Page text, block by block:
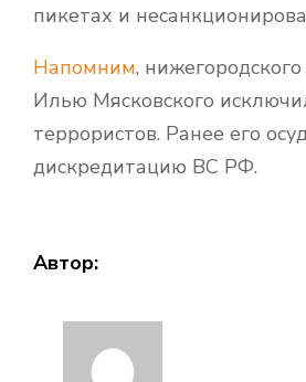
пикетах и
Напомним,
Илью Мясковского
террористов. Ранее его
дискредитацию ВС РФ.
Автор: